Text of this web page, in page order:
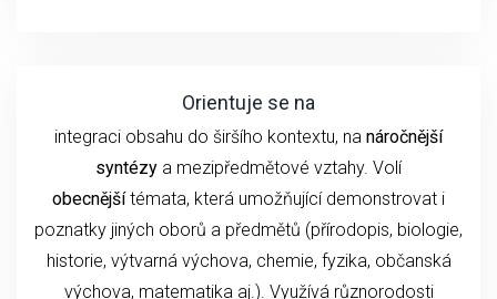
Orientuje se na
integraci obsahu do širšího kontextu, na náročnější
syntézy a mezipředmětové vztahy. Volí
obecnějšítémata, která umožňující demonstrovat i
poznatky jiných oborů a předmětů (přírodopis, biologie,
historie, výtvarná výchova, chemie, fyzika, občanská
výchova, matematika aj.). Využívá různorodosti